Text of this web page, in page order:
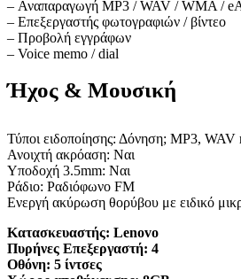
– Αναπαραγωγή MP3 / WAV / WMA /
– Επεξεργαστής φωτογραφιών / βίντεο
– Προβολή εγγράφων
– Voice memo / dial
Ήχος & Μουσική
Τύποι ειδοποίησης: Δόνηση; MP3, WAV
Ανοιχτή ακρόαση: Ναι
Υποδοχή 3.5mm: Ναι
Ράδιο: Ραδιόφωνο FM
Ενεργή ακύρωση θορύβου με ειδικό
Κατασκευαστής: Lenovo
Πυρήνες Επεξεργαστή: 4
Οθόνη: 5 ίντσες